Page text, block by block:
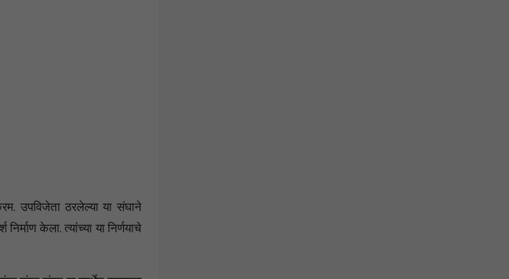
उपविजेता ठरलेल्या या संघाने
केला. त्यांच्या या निर्णयाचे